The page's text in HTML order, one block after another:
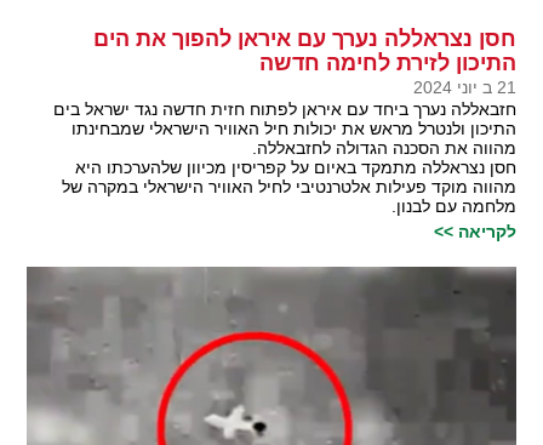
חסן נצראללה נערך עם איראן להפוך את הים
התיכון לזירת לחימה חדשה
21 ב יוני 2024
חזבאללה נערך ביחד עם איראן לפתוח חזית חדשה נגד ישראל בים
התיכון ולנטרל מראש את יכולות חיל האוויר הישראלי שמבחינתו
מהווה את הסכנה הגדולה לחזבאללה.
חסן נצראללה מתמקד באיום על קפריסין מכיוון שלהערכתו היא
מהווה מוקד פעילות אלטרנטיבי לחיל האוויר הישראלי במקרה של
מלחמה עם לבנון.
לקריאה >>